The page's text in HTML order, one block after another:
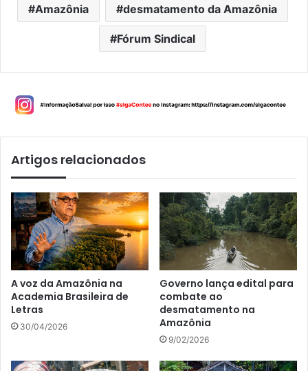
Amazônia desmatamento da Amazônia
Fórum Sindical
Artigos relacionados
A voz da Amazônia na
Academia Brasileira de
Letras
30/04/2026
Governo lança edital para
combate ao
desmatamento na
Amazônia
9/02/2026